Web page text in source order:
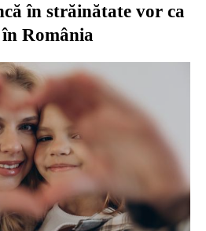
în străinătate vor ca
România